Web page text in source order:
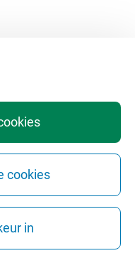
cookies
in
Cookie instellingen